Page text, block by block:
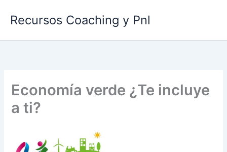
Recursos Coaching y Pnl
Economía verde ¿Te incluye
a ti?